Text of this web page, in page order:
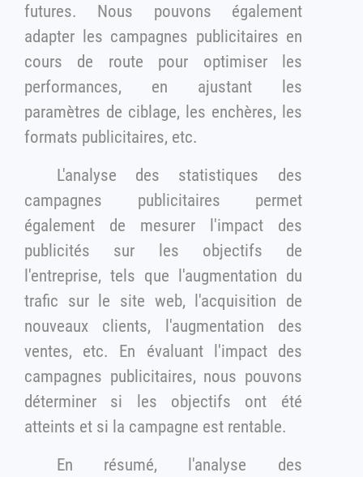
futures. Nous pouvons également
adapter les campagnes publicitaires en
cours de route pour optimiser les
performances, en ajustant les
paramètres de ciblage, les enchères, les
formats publicitaires, etc.
L'analyse des statistiques des
campagnes publicitaires permet
également de mesurer l'impact des
publicités sur les objectifs de
l'entreprise, tels que l'augmentation du
trafic sur le site web, l'acquisition de
nouveaux clients, l'augmentation des
ventes, etc. En évaluant l'impact des
campagnes publicitaires, nous pouvons
déterminer si les objectifs ont été
atteints et si la campagne est rentable.
En résumé, l'analyse des